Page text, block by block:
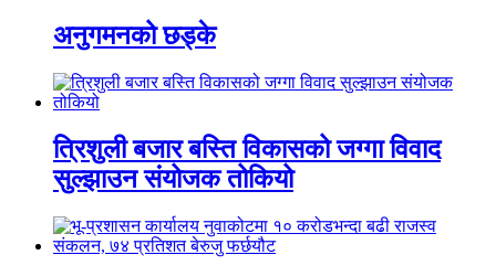
अनुगमनको छड्के
त्रिशुली बजार बस्ति विकासको जग्गा विवाद
सुल्झाउन संयोजक तोकियो